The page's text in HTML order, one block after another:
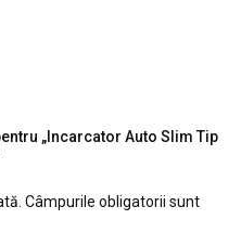
„Incarcator Auto Slim Tip
Câmpurile obligatorii sunt